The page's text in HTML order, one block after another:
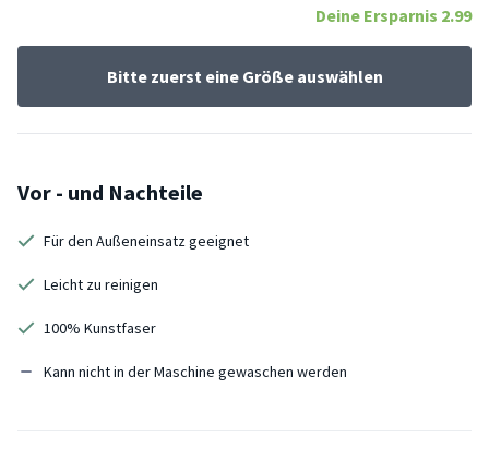
Deine Ersparnis 2.99
Bitte zuerst eine Größe auswählen
Vor - und Nachteile
Für den Außeneinsatz geeignet
Leicht zu reinigen
100% Kunstfaser
Kann nicht in der Maschine gewaschen werden